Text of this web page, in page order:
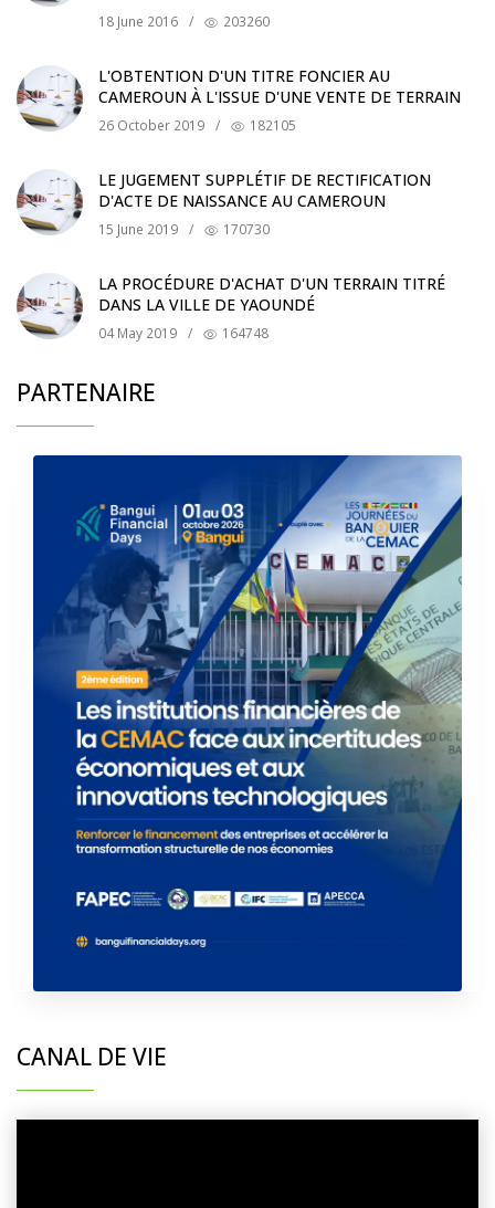
18 June 2016 / 203260
L'OBTENTION D'UN TITRE FONCIER AU
CAMEROUN À L'ISSUE D'UNE VENTE DE TERRAIN
26 October 2019 / 182105
LE JUGEMENT SUPPLÉTIF DE RECTIFICATION
D'ACTE DE NAISSANCE AU CAMEROUN
15 June 2019 / 170730
LA PROCÉDURE D'ACHAT D'UN TERRAIN TITRÉ
DANS LA VILLE DE YAOUNDÉ
04 May 2019 / 164748
PARTENAIRE
CANAL DE VIE